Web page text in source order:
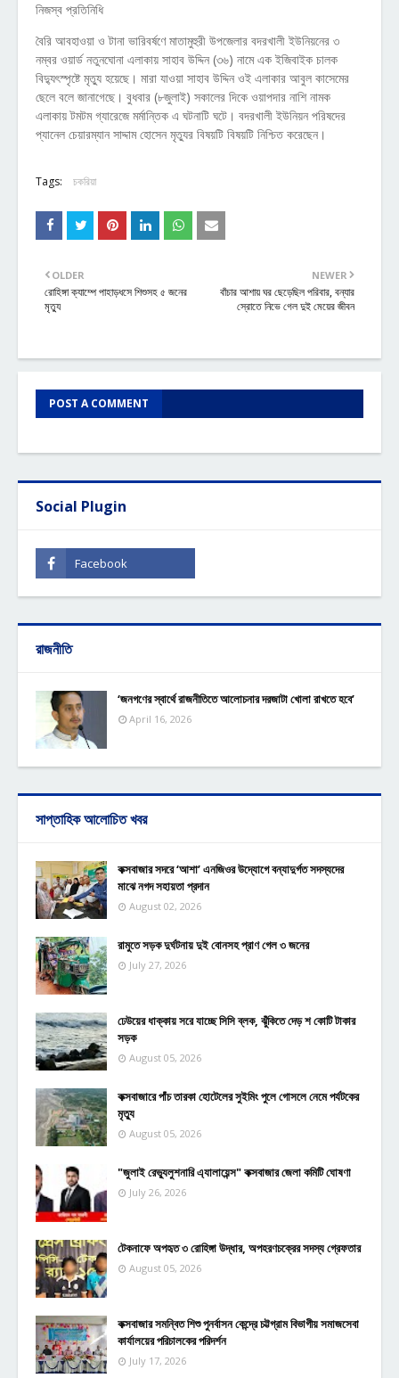
নিজস্ব প্রতিনিধি
বৈরি আবহাওয়া ও টানা ভারিবর্ষণে মাতামুহুরী উপজেলার বদরখালী ইউনিয়নের ৩
নম্বর ওয়ার্ড নতুনঘোনা এলাকায় সাহাব উদ্দিন (৩৬) নামে এক ইজিবাইক চালক
বিদ্যুৎস্পৃষ্টে মৃত্যু হয়েছে। মারা যাওয়া সাহাব উদ্দিন ওই এলাকার আবুল কাসেমের
ছেলে বলে জানাগেছে। বুধবার (৮জুলাই) সকালের দিকে ওয়াপদার নাশি নামক
এলাকায় টমটম গ্যারেজে মর্মান্তিক এ ঘটনাটি ঘটে। বদরখালী ইউনিয়ন পরিষদের
প্যানেল চেয়ারম্যান সাদ্দাম হোসেন মৃত্যুর বিষয়টি বিষয়টি নিশ্চিত করেছেন।
Tags: চকরিয়া
NEWER
বাঁচার আশায় ঘর ছেড়েছিল পরিবার, বন্যার
স্রোতে নিভে গেল দুই মেয়ের জীবন
OLDER
রোহিঙ্গা ক্যাম্পে পাহাড়ধসে শিশুসহ ৫ জনের
মৃত্যু
POST A COMMENT
Social Plugin
রাজনীতি
‘জনগণের স্বার্থে রাজনীতিতে আলোচনার দরজাটা খোলা রাখতে হবে’
April 16, 2026
সাপ্তাহিক আলোচিত খবর
কক্সবাজার সদরে ‘আশা’ এনজিওর উদ্যোগে বন্যাদুর্গত সদস্যদের
মাঝে নগদ সহায়তা প্রদান
August 02, 2026
রামুতে সড়ক দুর্ঘটনায় দুই বোনসহ প্রাণ গেল ৩ জনের
July 27, 2026
ঢেউয়ের ধাক্কায় সরে যাচ্ছে সিসি ব্লক, ঝুঁকিতে দেড় শ কোটি টাকার
সড়ক
August 05, 2026
কক্সবাজারে পাঁচ তারকা হোটেলের সুইমিং পুলে গোসলে নেমে পর্যটকের
মৃত্যু
August 05, 2026
"জুলাই রেভ্যুলুশনারি এ্যালায়েন্স" কক্সবাজার জেলা কমিটি ঘোষণা
July 26, 2026
টেকনাফে অপহৃত ৩ রোহিঙ্গা উদ্ধার, অপহরণচক্রের সদস্য গ্রেফতার
August 05, 2026
কক্সবাজার সমন্বিত শিশু পুনর্বাসন কেন্দ্রে চট্টগ্রাম বিভাগীয় সমাজসেবা
কার্যালয়ের পরিচালকের পরিদর্শন
July 17, 2026